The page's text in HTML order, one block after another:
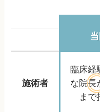
施術者
臨床経
な院長
まで